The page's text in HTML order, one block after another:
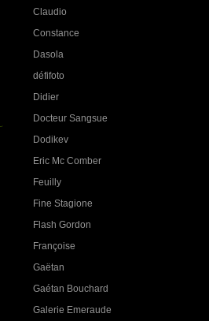
Claudio
Constance
Dasola
défifoto
Didier
Docteur Sangsue
Dodikev
Eric Mc Comber
Feuilly
Fine Stagione
Flash Gordon
Françoise
Gaëtan
Gaétan Bouchard
Galerie Emeraude